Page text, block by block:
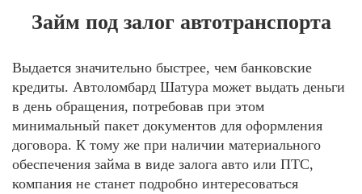
Займ под залог автотранспорта
Выдается значительно быстрее, чем банковские
кредиты. Автоломбард Шатура может выдать деньги
в день обращения, потребовав при этом
минимальный пакет документов для оформления
договора. К тому же при наличии материального
обеспечения займа в виде залога авто или ПТС,
компания не станет подробно интересоваться